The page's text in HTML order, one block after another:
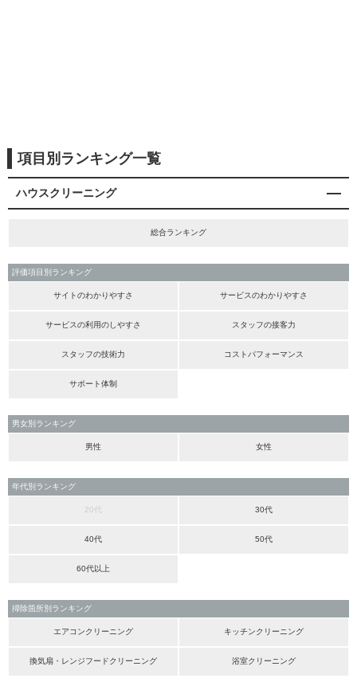
項目別ランキング一覧
ハウスクリーニング
総合ランキング
評価項目別ランキング
サイトのわかりやすさ サービスのわかりやすさ
サービスの利用のしやすさ スタッフの接客力
スタッフの技術力 コストパフォーマンス
サポート体制
男女別ランキング
男性 女性
年代別ランキング
20代 30代
40代 50代
60代以上
掃除箇所別ランキング
エアコンクリーニング キッチンクリーニング
換気扇・レンジフードクリーニング 浴室クリーニング